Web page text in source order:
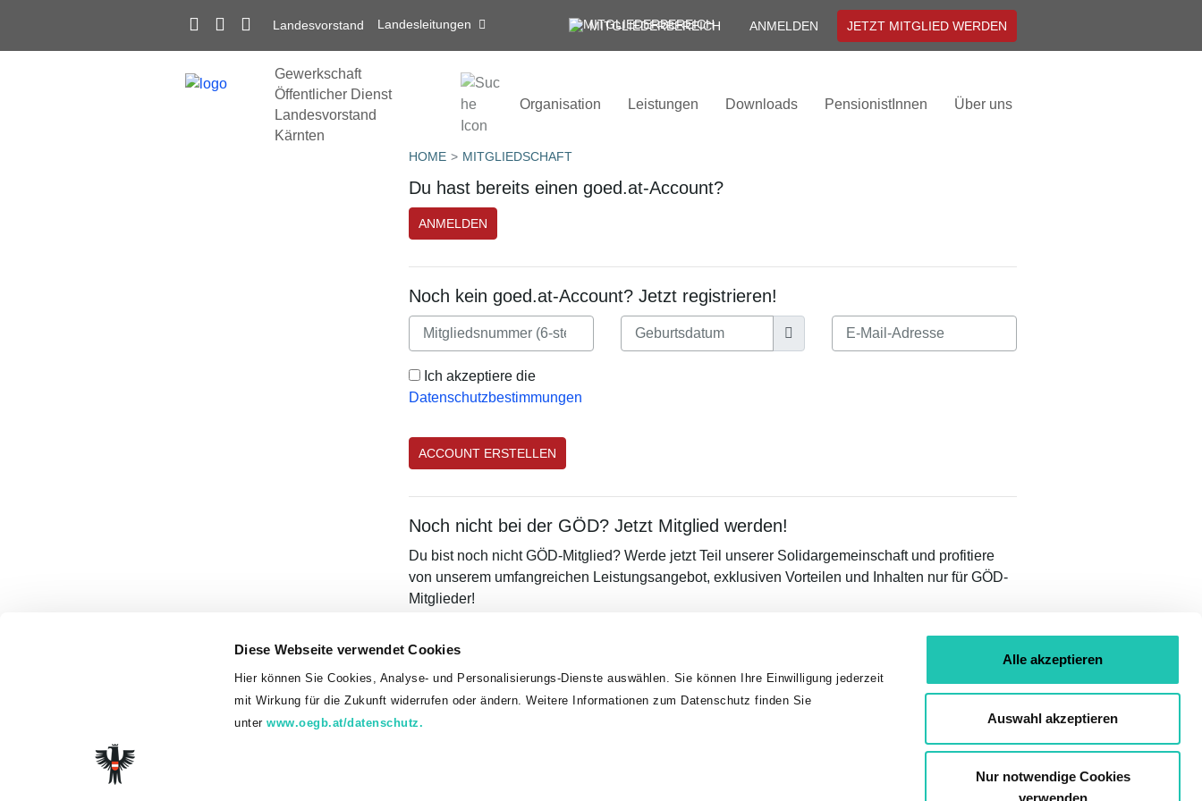
Diese Webseite verwendet Cookies
Hier können Sie Cookies, Analyse- und Personalisierungs-Dienste auswählen. Sie können Ihre Einwilligung jederzeit
mit Wirkung für die Zukunft widerrufen oder ändern. Weitere Informationen zum Datenschutz finden Sie
unterwww.oegb.at/datenschutz.
Alle akzeptieren
Auswahl akzeptieren
Nur notwendige Cookies
verwenden
Landesvorstand Landesleitungen MITGLIEDERBEREICH ANMELDEN JETZT MITGLIED WERDEN
Gewerkschaft
Öffentlicher Dienst
Landesvorstand
Kärnten
Organisation Leistungen Downloads PensionistInnen Über uns
HOME MITGLIEDSCHAFT
Du hast bereits einen goed.at-Account?
ANMELDEN
Noch kein goed.at-Account? Jetzt registrieren!
Ich akzeptiere die
Datenschutzbestimmungen
Noch nicht bei der GÖD? Jetzt Mitglied werden!
Du bist noch nicht GÖD-Mitglied? Werde jetzt Teil unserer Solidargemeinschaft und profitiere
von unserem umfangreichen Leistungsangebot, exklusiven Vorteilen und Inhalten nur für GÖD-
Mitglieder!
Datenschutz Impressum